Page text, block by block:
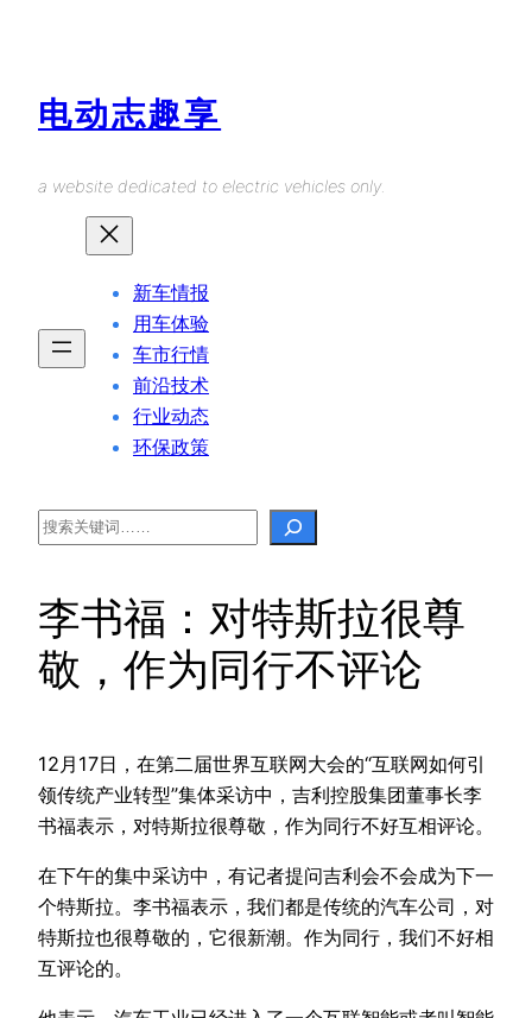
电动志趣享
a website dedicated to electric vehicles only.
新车情报
用车体验
车市行情
前沿技术
行业动态
环保政策
Search
李书福：对特斯拉很尊
敬，作为同行不评论
12月17日，在第二届世界互联网大会的“互联网如何引
领传统产业转型”集体采访中，吉利控股集团董事长李
书福表示，对特斯拉很尊敬，作为同行不好互相评论。
在下午的集中采访中，有记者提问吉利会不会成为下一
个特斯拉。李书福表示，我们都是传统的汽车公司，对
特斯拉也很尊敬的，它很新潮。作为同行，我们不好相
互评论的。